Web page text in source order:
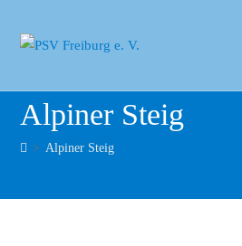
Alpiner Steig
> Alpiner Steig